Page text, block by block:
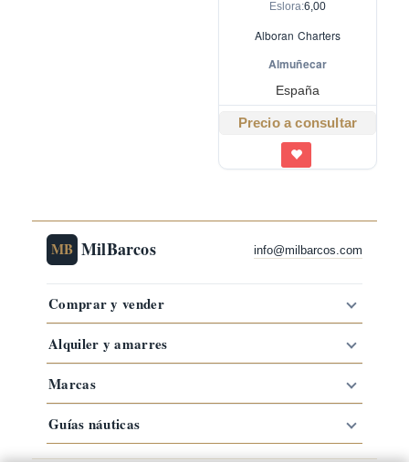
Eslora:6,00
Alboran Charters
Almuñecar
España
Precio a consultar
MB MilBarcos info@milbarcos.com
Comprar y vender
Alquiler y amarres
Marcas
Guías náuticas